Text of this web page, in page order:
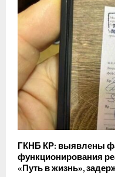
ГКНБ КР: выявлены
функционирования
«Путь в жизнь»,